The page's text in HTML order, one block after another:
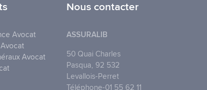
Avocat
Avocat
Nous contacter
ASSURALIB
50 Quai Charles
Pasqua, 92 532
Levallois-Perret
Téléphone-01 55 62 11